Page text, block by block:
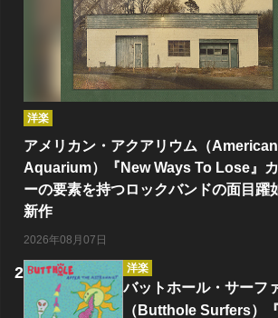
洋楽
アメリカン・アクアリウム（American
Aquarium）『New Ways To Lose』
ーの要素を持つロックバンドの面目躍
新作
2026年08月07日
洋楽
バットホール・サーフ
（Butthole Surfers）